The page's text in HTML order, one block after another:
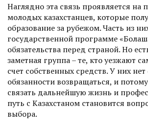
Наглядно эта связь проявляется на
молодых казахстанцев, которые
образование за рубежом. Часть из
государственной программе
обязательства перед страной. Но
заметная группа – те, кто уезжают
счет собственных средств. У них
обязанности возвращаться, и
связать дальнейшую жизнь и
путь с Казахстаном становится
выбора.